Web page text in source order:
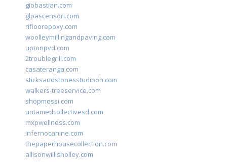
giobastian.com
glpascensori.com
rifloorepoxy.com
woolleymillingandpaving.com
uptonpvd.com
2troublegrill.com
casateranga.com
sticksandstonesstudiooh.com
walkers-treeservice.com
shopmossi.com
untamedcollectivesd.com
mxpwellness.com
infernocanine.com
thepaperhousecollection.com
allisonwillisholley.com